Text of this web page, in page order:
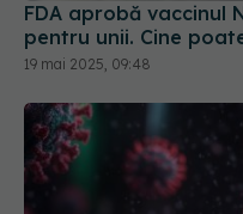
19 mai 2025, 09:48